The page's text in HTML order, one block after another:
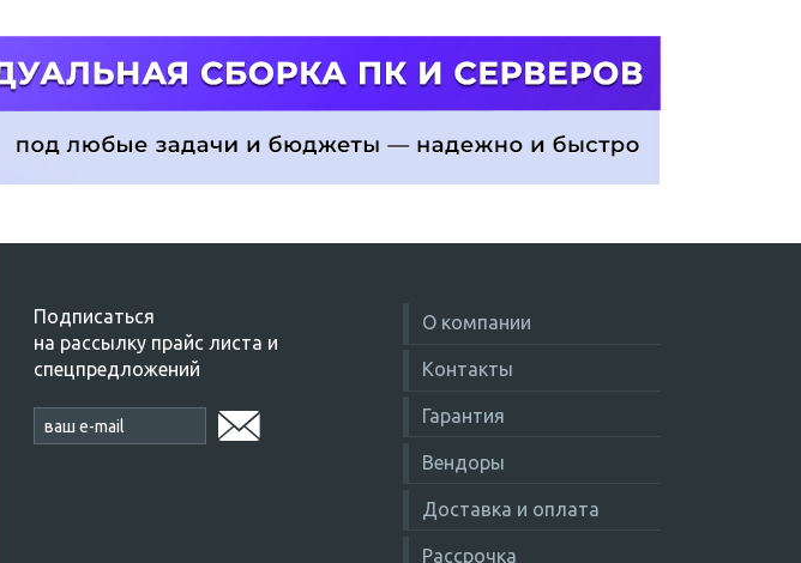
Подписаться
на рассылку прайс листа и
спецпредложений
О компании
Контакты
Гарантия
Вендоры
Доставка и оплата
Рассрочка